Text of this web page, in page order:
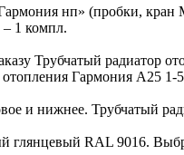
нп» (пробки, кран
– 1 компл.
Трубчатый радиатор
Гармония А25 1-
и нижнее. Трубчатый
глянцевый RAL 9016.